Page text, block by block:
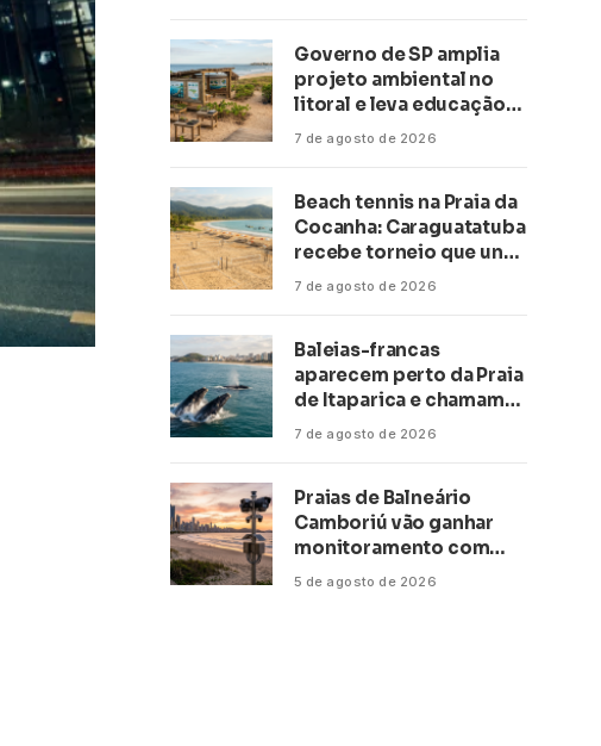
Governo de SP amplia
projeto ambiental no
litoral e leva educação
climática a escolas de 16
7 de agosto de 2026
Beach tennis na Praia da
Cocanha: Caraguatatuba
recebe torneio que une
esporte, lazer e mar
7 de agosto de 2026
Baleias-francas
aparecem perto da Praia
de Itaparica e chamam
atenção no litoral do
7 de agosto de 2026
Praias de Balneário
Camboriú vão ganhar
monitoramento com
inteligência artificial
5 de agosto de 2026